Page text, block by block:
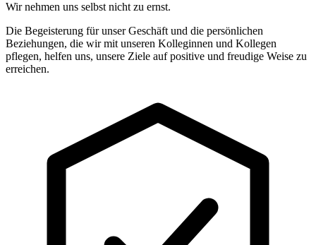
Wir nehmen uns selbst nicht zu ernst.
Die Begeisterung für unser Geschäft und die persönlichen
Beziehungen, die wir mit unseren Kolleginnen und Kollegen
pflegen, helfen uns, unsere Ziele auf positive und freudige Weise zu
erreichen.